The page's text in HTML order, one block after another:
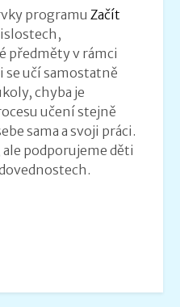
programuZačít
předměty v rámci
učí samostatně
chyba je
učení stejně
sama a svoji práci.
podporujeme děti